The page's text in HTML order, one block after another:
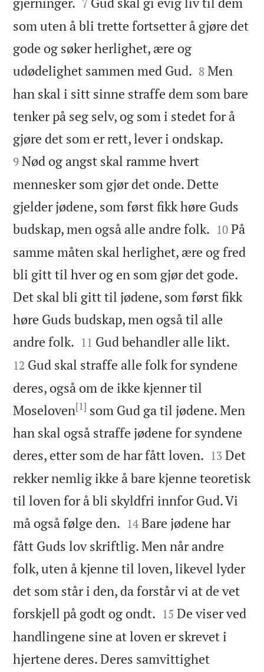
7
som uten å bli trette fortsetter å gjøre det
gode og søker herlighet, ære og
udødelighet sammen med Gud. 

8 Men
han skal i sitt sinne straffe dem som bare
tenker på seg selv, og som i stedet for å
gjøre det som er rett, lever i ondskap.
9 Nød og angst skal ramme hvert
mennesker som gjør det onde. Dette
gjelder jødene, som først fikk høre Guds
budskap, men også alle andre folk. 

10 På
samme måten skal herlighet, ære og fred
bli gitt til hver og en som gjør det gode.
Det skal bli gitt til jødene, som først fikk
høre Guds budskap, men også til alle
andre folk. 

11 Gud behandler alle likt.
12 Gud skal straffe alle folk for syndene
deres, også om de ikke kjenner til
Moseloven[1] som Gud ga til jødene. Men
han skal også straffe jødene for syndene
deres, etter som de har fått loven. 

13 Det
rekker nemlig ikke å bare kjenne teoretisk
til loven for å bli skyldfri innfor Gud. Vi
må også følge den. 

14 Bare jødene har
fått Guds lov skriftlig. Men når andre
folk, uten å kjenne til loven, likevel lyder
det som står i den, da forstår vi at de vet
forskjell på godt og ondt. 

15 De viser ved
handlingene sine at loven er skrevet i
hjertene deres. Deres samvittighet